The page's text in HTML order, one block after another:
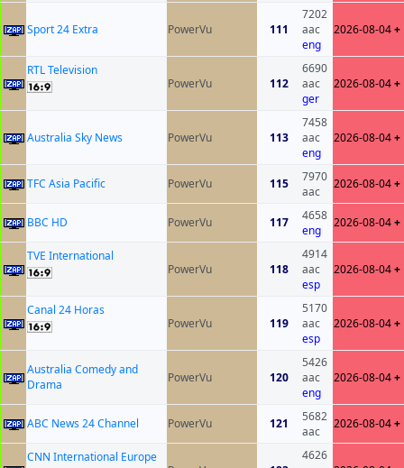
Sport 24 Extra PowerVu 111
7202
aac
eng
2026-08-04+
RTL Television
PowerVu
112
6690
aac
ger
2026-08-04+
Australia Sky News PowerVu 113
7458
aac
eng
2026-08-04+
TFC Asia Pacific PowerVu 115
7970
aac
2026-08-04+
BBC HD PowerVu 117
4658
eng
2026-08-04+
TVE International
PowerVu
118
4914
aac
esp
2026-08-04+
Canal 24 Horas
PowerVu
119
5170
aac
esp
2026-08-04+
Australia Comedy and
Drama
PowerVu 120
5426
aac
eng
2026-08-04+
ABC News 24 Channel PowerVu 121
5682
aac
2026-08-04+
CNN International Europe
4626